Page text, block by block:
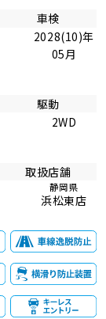
車検
2028(10)年
05月
駆動
2WD
取扱店舗
静岡県
浜松東店